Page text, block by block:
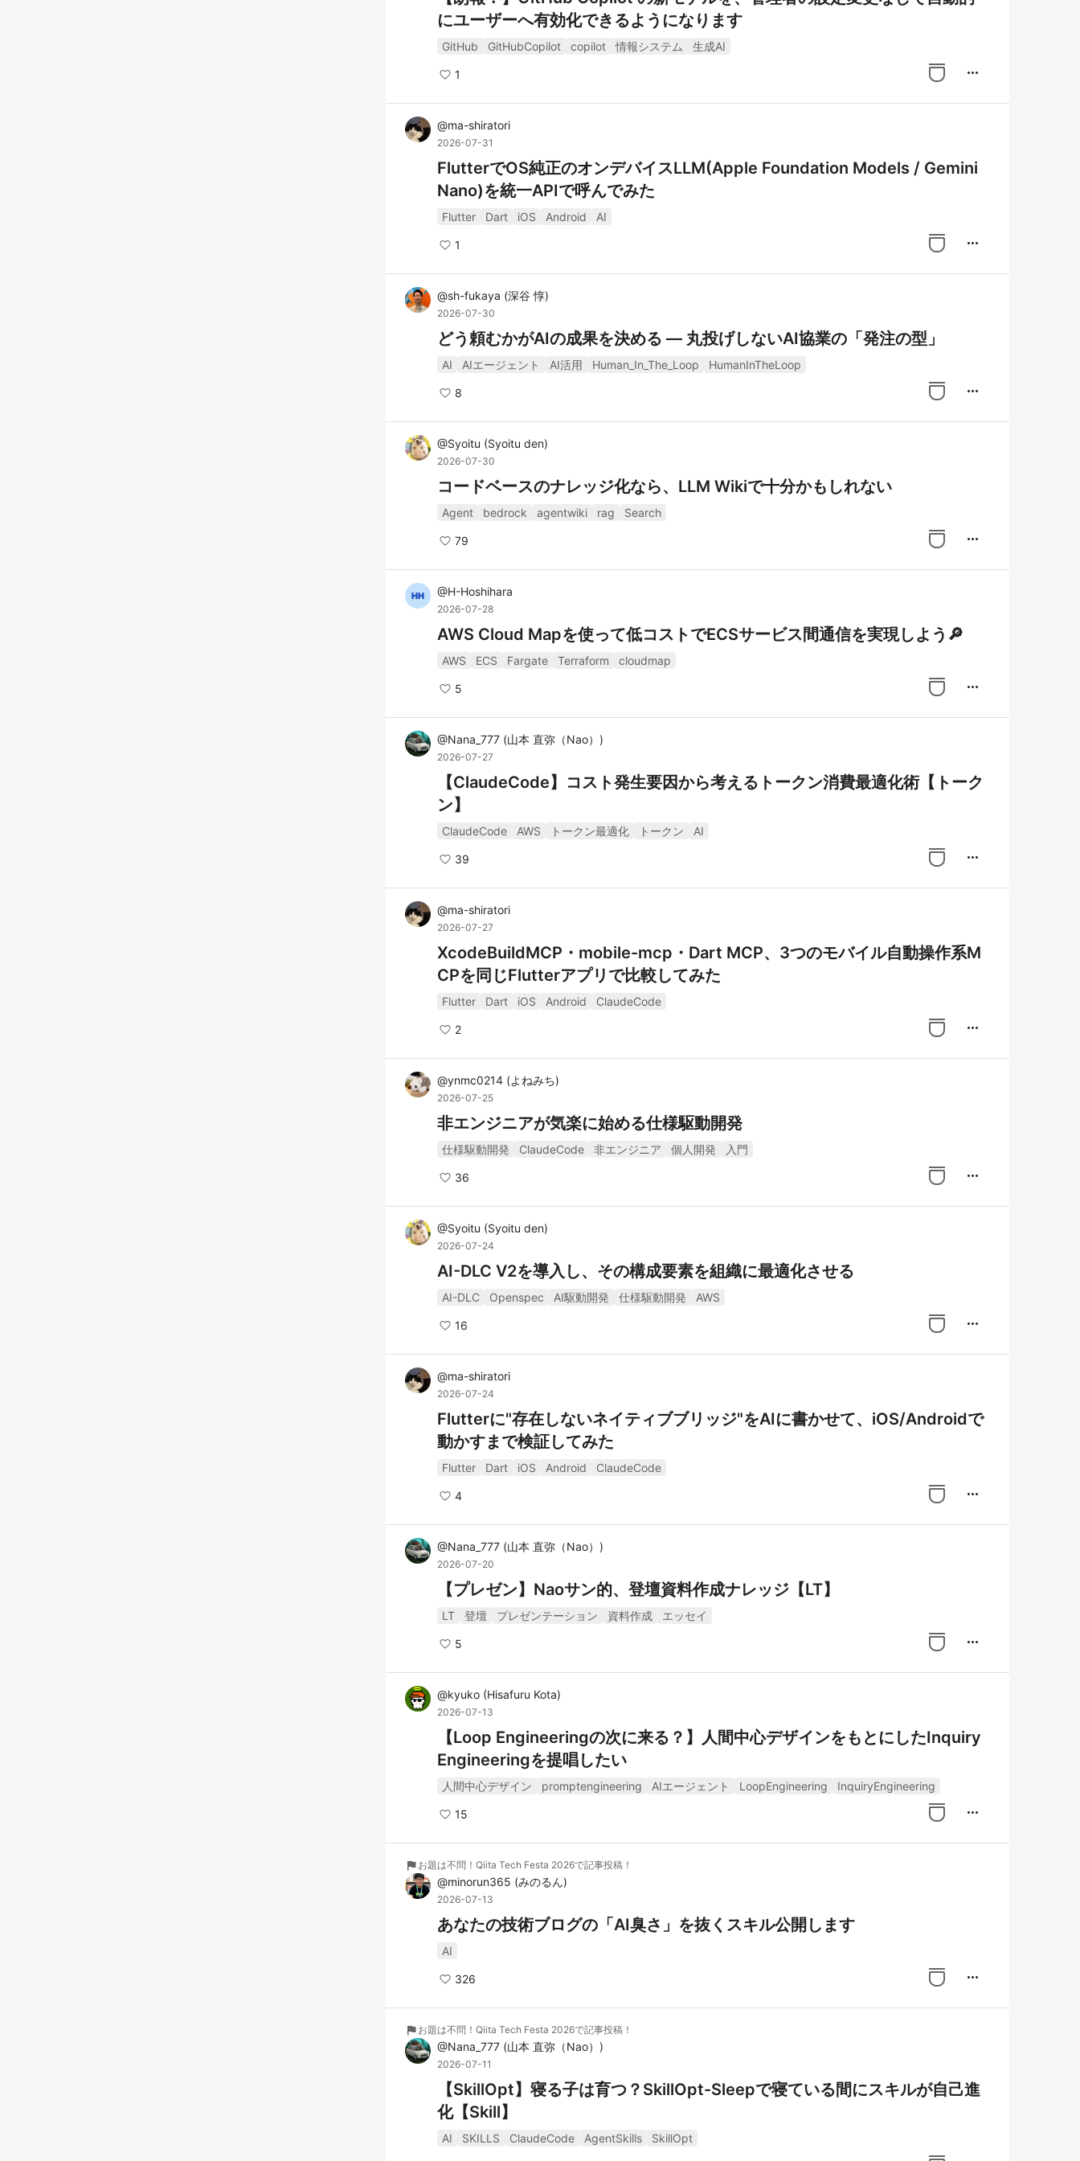
にユーザーへ有効化できるようになります
GitHub GitHubCopilot copilot 情報システム 生成AI
1 more_horiz
@ma-shiratori
2026-07-31
FlutterでOS純正のオンデバイスLLM(Apple Foundation Models / Gemini
Nano)を統一APIで呼んでみた
Flutter Dart iOS Android AI
1 more_horiz
@sh-fukaya (深谷 惇)
2026-07-30
どう頼むかがAIの成果を決める ― 丸投げしないAI協業の「発注の型」
AI AIエージェント AI活用 Human_In_The_Loop HumanInTheLoop
8 more_horiz
@Syoitu (Syoitu den)
2026-07-30
コードベースのナレッジ化なら、LLM Wikiで十分かもしれない
Agent bedrock agentwiki rag Search
79 more_horiz
@H-Hoshihara
2026-07-28
AWS Cloud Mapを使って低コストでECSサービス間通信を実現しよう🔎
AWS ECS Fargate Terraform cloudmap
5 more_horiz
@Nana_777 (山本 直弥（Nao） )
2026-07-27
【ClaudeCode】コスト発生要因から考えるトークン消費最適化術【トーク
ン】
ClaudeCode AWS トークン最適化 トークン AI
39 more_horiz
@ma-shiratori
2026-07-27
XcodeBuildMCP・mobile-mcp・Dart MCP、3つのモバイル自動操作系M
CPを同じFlutterアプリで比較してみた
Flutter Dart iOS Android ClaudeCode
2 more_horiz
@ynmc0214 (よねみち)
2026-07-25
非エンジニアが気楽に始める仕様駆動開発
仕様駆動開発 ClaudeCode 非エンジニア 個人開発 入門
36 more_horiz
@Syoitu (Syoitu den)
2026-07-24
AI-DLC V2を導入し、その構成要素を組織に最適化させる
AI-DLC Openspec AI駆動開発 仕様駆動開発 AWS
16 more_horiz
@ma-shiratori
2026-07-24
Flutterに"存在しないネイティブブリッジ"をAIに書かせて、iOS/Androidで
動かすまで検証してみた
Flutter Dart iOS Android ClaudeCode
4 more_horiz
@Nana_777 (山本 直弥（Nao） )
2026-07-20
【プレゼン】Naoサン的、登壇資料作成ナレッジ【LT】
LT 登壇 プレゼンテーション 資料作成 エッセイ
5 more_horiz
@kyuko (Hisafuru Kota)
2026-07-13
【Loop Engineeringの次に来る？】人間中心デザインをもとにしたInquiry
Engineeringを提唱したい
人間中心デザイン promptengineering AIエージェント LoopEngineering InquiryEngineering
15 more_horiz
flag お題は不問！Qiita Tech Festa 2026で記事投稿！
@minorun365 (みのるん)
2026-07-13
あなたの技術ブログの「AI臭さ」を抜くスキル公開します
AI
326 more_horiz
flag お題は不問！Qiita Tech Festa 2026で記事投稿！
@Nana_777 (山本 直弥（Nao） )
2026-07-11
【SkillOpt】寝る子は育つ？SkillOpt-Sleepで寝ている間にスキルが自己進
化【Skill】
AI SKILLS ClaudeCode AgentSkills SkillOpt